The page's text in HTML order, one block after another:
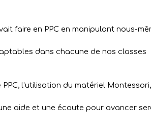
faire en PPC en manipulant nous-
dans chacune de nos classes
l'utilisation du matériel
aide et une écoute pour avancer